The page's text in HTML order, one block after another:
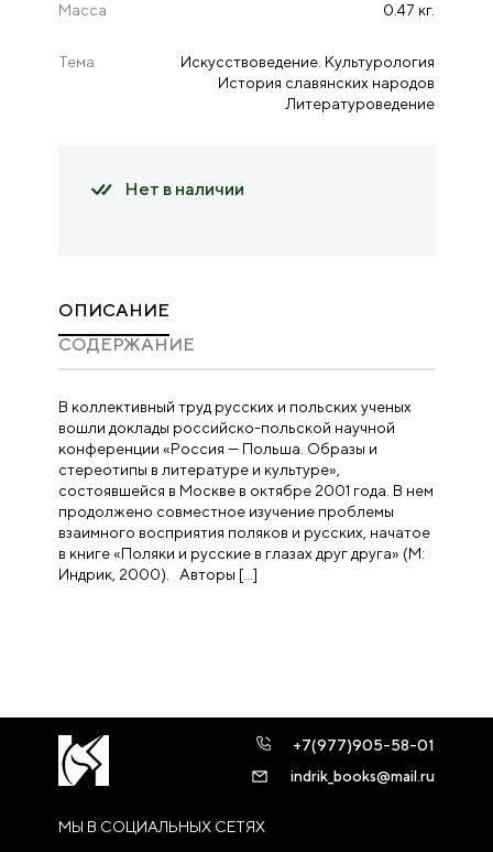
Масса 0.47 кг.
Тема
Искусствоведение. Культурология
История славянских народов
Литературоведение
Нет в наличии
ОПИСАНИЕ
CОДЕРЖАНИЕ
В коллективный труд русских и польских ученых
вошли доклады российско-польской научной
конференции «Россия — Польша. Образы и
стереотипы в литературе и культуре»,
состоявшейся в Москве в октябре 2001 года. В нем
продолжено совместное изучение проблемы
взаимного восприятия поляков и русских, начатое
в книге «Поляки и русские в глазах друг друга» (М:
Индрик, 2000). Авторы […]
МЫ В СОЦИАЛЬНЫХ СЕТЯХ
+7(977)905-58-01
indrik_books@mail.ru